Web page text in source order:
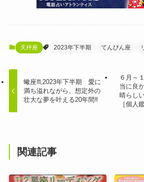
天秤座 2023年下半期 てんびん座
蠍座♏️2023年下半期 愛に
満ち溢れながら、想定外の
壮大な夢を叶える20年間‼️
６月～
当に良
晴らし
［個人
関連記事